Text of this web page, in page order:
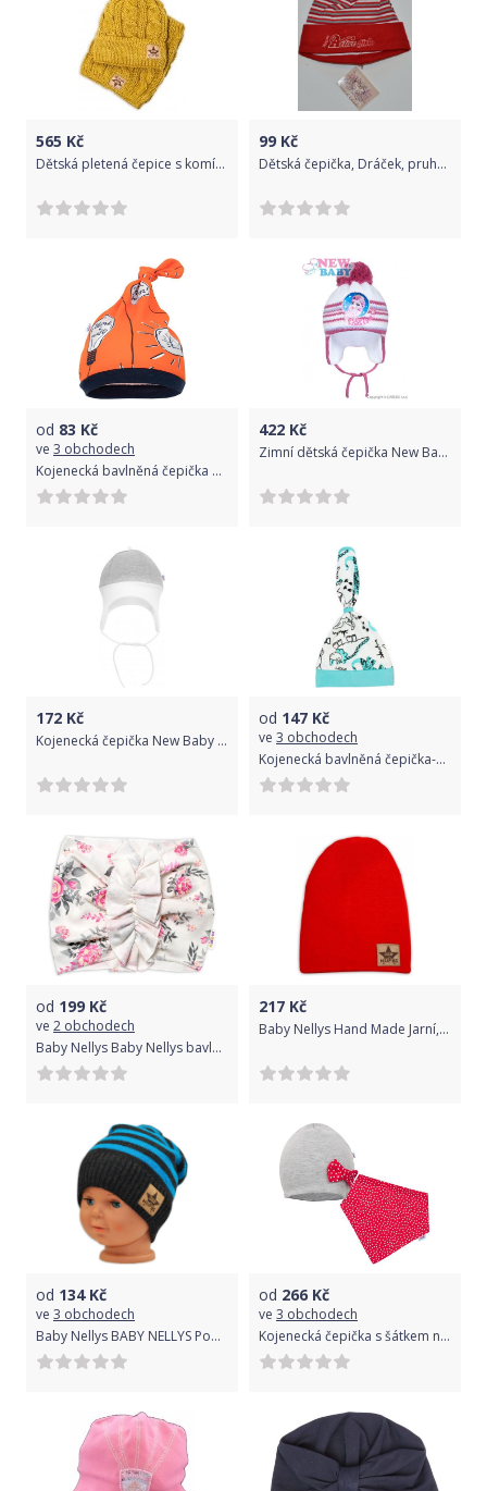
565 Kč
Dětská pletená čepice s komínkem podšitá - COPÁNKOVÝ VZOR hořčicová - vel.4-6let
99 Kč
Dětská čepička, Dráček, pruhovaná Active girl 52-54cm, Výprodej
od 83 Kč
ve 3 obchodech
Kojenecká bavlněná čepička New Baby Happy Bulbs 68 (4-6m)
422 Kč
Zimní dětská čepička New Baby Lisa tmavě růžová, Růžová, 104 (3-4r)
172 Kč
Kojenecká čepička New Baby The Best šedá, Šedá, 86 (12-18m)
od 147 Kč
ve 3 obchodech
Kojenecká bavlněná čepička-šátek Nicol Dinosaur 68/74
od 199 Kč
ve 2 obchodech
Baby Nellys Baby Nellys bavlněná čelenka, turban New Roses, smetanová, vel. 80/86 80-86 (12-18m)
217 Kč
Baby Nellys Hand Made Jarní, podzimní bavlněná čepice - dvouvrstvá, červená, Velikost koj. oblečení 1-3 roky
od 134Kč
ve 3 obchodech
Baby Nellys BABY NELLYS Podzimní/zimní proužkovaná čepice -grafit/tyrkys
od 266 Kč
ve 3 obchodech
Kojenecká čepička s šátkem na krk New Baby Missy šedo-červená 80 (9-12m)